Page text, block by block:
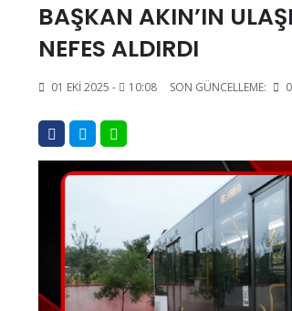
BAŞKAN AKIN’IN
NEFES ALDIRDI
01 EKI 2025 - 10:08 SON GÜNCELLEME: